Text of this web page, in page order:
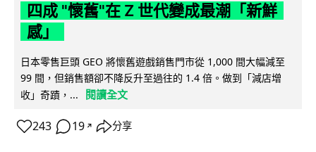
四成 "懷舊"在 Z 世代變成最潮「新鮮
感」
日本零售巨頭 GEO 將懷舊遊戲銷售門市從 1,000 間大幅減至
99 間，但銷售額卻不降反升至過往的 1.4 倍。做到「減店增
收」奇蹟，...
閱讀全文
243 19 ↗ 分享